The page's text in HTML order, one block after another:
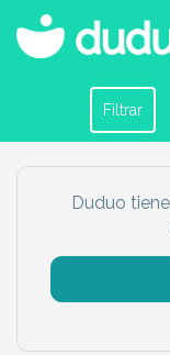
Filtrar
Filtrar por horario
Más servicio del
Duduo tiene